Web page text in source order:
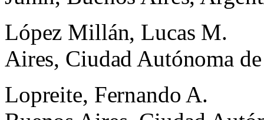
López Millán, Lucas M.
Aires, Ciudad Autónoma
Lopreite, Fernando A.